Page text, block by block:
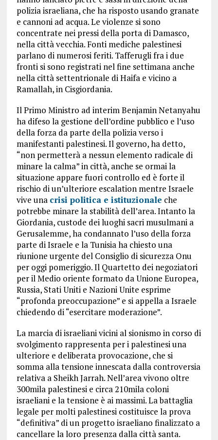
polizia israeliana, che ha risposto usando granate
e cannoni ad acqua. Le violenze si sono
concentrate nei pressi della porta di Damasco,
nella città vecchia. Fonti mediche palestinesi
parlano di numerosi feriti. Tafferugli fra i due
fronti si sono registrati nel fine settimana anche
nella città settentrionale di Haifa e vicino a
Ramallah, in Cisgiordania.
Il Primo Ministro ad interim Benjamin Netanyahu
ha difeso la gestione dell’ordine pubblico e l’uso
della forza da parte della polizia verso i
manifestanti palestinesi. Il governo, ha detto,
“non permetterà a nessun elemento radicale di
minare la calma” in città, anche se ormai la
situazione appare fuori controllo ed è forte il
rischio di un’ulteriore escalation mentre Israele
vive una crisi politica e istituzionale che
potrebbe minare la stabilità dell’area. Intanto la
Giordania, custode dei luoghi sacri musulmani a
Gerusalemme, ha condannato l’uso della forza
parte di Israele e la Tunisia ha chiesto una
riunione urgente del Consiglio di sicurezza Onu
per oggi pomeriggio. Il Quartetto dei negoziatori
per il Medio oriente formato da Unione Europea,
Russia, Stati Uniti e Nazioni Unite esprime
“profonda preoccupazione” e si appella a Israele
chiedendo di “esercitare moderazione”.
La marcia di israeliani vicini al sionismo in corso di
svolgimento rappresenta per i palestinesi una
ulteriore e deliberata provocazione, che si
somma alla tensione innescata dalla controversia
relativa a Sheikh Jarrah. Nell’area vivono oltre
300mila palestinesi e circa 210mila coloni
israeliani e la tensione è ai massimi. La battaglia
legale per molti palestinesi costituisce la prova
“definitiva” di un progetto israeliano finalizzato a
cancellare la loro presenza dalla città santa.